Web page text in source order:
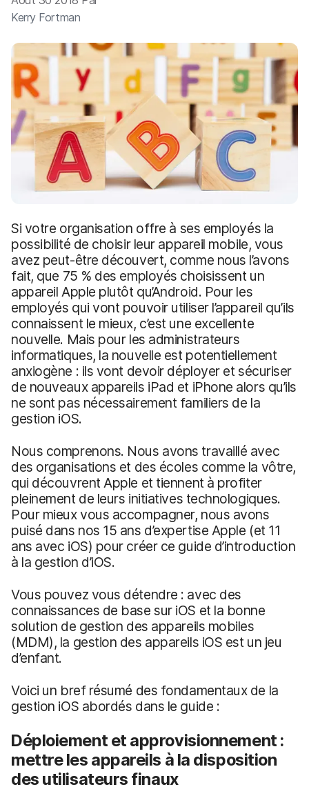
a
t
Kerry Fortman
Si votre organisation offre à ses employés la
possibilité de choisir leur appareil mobile, vous
avez peut-être découvert, comme nous l’avons
fait, que 75 % des employés choisissent un
appareil Apple plutôt qu’Android. Pour les
employés qui vont pouvoir utiliser l’appareil qu’ils
connaissent le mieux, c’est une excellente
nouvelle. Mais pour les administrateurs
informatiques, la nouvelle est potentiellement
anxiogène : ils vont devoir déployer et sécuriser
de nouveaux appareils iPad et iPhone alors qu’ils
ne sont pas nécessairement familiers de la
gestion iOS.
Nous comprenons. Nous avons travaillé avec
des organisations et des écoles comme la vôtre,
qui découvrent Apple et tiennent à profiter
pleinement de leurs initiatives technologiques.
Pour mieux vous accompagner, nous avons
puisé dans nos 15 ans d’expertise Apple (et 11
ans avec iOS) pour créer ce guide d’introduction
à la gestion d’iOS.
Vous pouvez vous détendre : avec des
connaissances de base sur iOS et la bonne
solution de gestion des appareils mobiles
(MDM), la gestion des appareils iOS est un jeu
d’enfant.
Voici un bref résumé des fondamentaux de la
gestion iOS abordés dans le guide :
Déploiement et approvisionnement :
mettre les appareils à la disposition
des utilisateurs finaux